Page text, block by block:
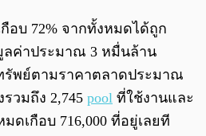
อบ 72% จากทั้งหมดได้ถูก
ลค่าประมาณ 3 หมื่นล้าน
พย์ตามราคาตลาดประมาณ
วมถึง 2,745 pool ที่ใช้งานและ
มดเกือบ 716,000 ที่อยู่เลยที